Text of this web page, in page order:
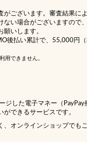
がございます。審査結果に
ない場合がございますので
願いします。
後払い累計で、55,000円（
用できません。
ジした電子マネー（PayPay
ができるサービスです。
、オンラインショップでも